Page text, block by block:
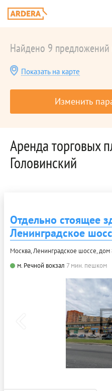
Найдено 9 предложений
Показать на карте
Изменить
Аренда торговых
Головинский
Отдельно стоящее
Ленинградское
Москва, Ленинградское шоссе, дом
м. Речной вокзал 7 мин. пешком